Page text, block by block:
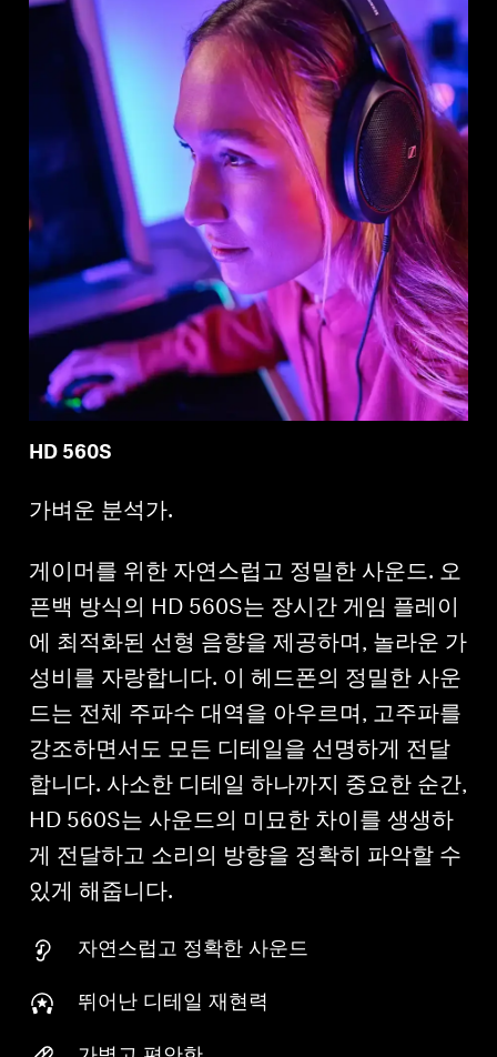
HD 560S
가벼운 분석가.
게이머를 위한 자연스럽고 정밀한 사운드. 오
픈백 방식의 HD 560S는 장시간 게임 플레이
에 최적화된 선형 음향을 제공하며, 놀라운 가
성비를 자랑합니다. 이 헤드폰의 정밀한 사운
드는 전체 주파수 대역을 아우르며, 고주파를
강조하면서도 모든 디테일을 선명하게 전달
합니다. 사소한 디테일 하나까지 중요한 순간,
HD 560S는 사운드의 미묘한 차이를 생생하
게 전달하고 소리의 방향을 정확히 파악할 수
있게 해줍니다.
자연스럽고 정확한 사운드
뛰어난 디테일 재현력